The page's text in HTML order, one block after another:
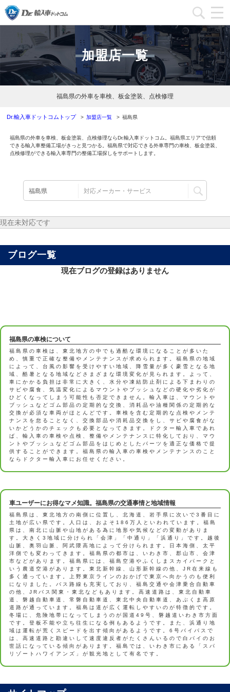
加盟店一覧
加盟店ブログ一覧
運営会社
加盟店募集
加盟店一覧
福島県の外車を車検、板金塗装、点検修理
Dr.輸入車ドットコムトップ 加盟店一覧 福島県
福島県の外車を車検、板金塗装、点検修理ならDr.輸入車ドットコム。福島県エリアで信頼
できる輸入車整備工場がきっと見つかる。福島県で対応できる外車専門の車検、板金塗装、
点検修理ができる輸入車専門の整備工場探しをサポートします。
現在未対応です
ブログ一覧
現在ブログの登録はありません
福島県の車検について
福島県の車検は、東北地方の中でも過酷な環境になることが多いた
め、慎重で正確な整備やメンテナンスが求められます。福島県の地域
によって、台風の影響を受けやすい地域、降雪量が多く豪雪となる地
域、酷暑となる地域などさまざまな環境変化が見られます。よって、
車にかかる負担は非常に大きく、水分や凍結防止剤による下まわりの
サビや腐食、気温変化によるマウントやブッシュなどの硬化や劣化が
ひどくなってしまう可能性も否定できません。輸入車は、マウントや
ブッシュなどゴム部品の定期的な交換、消耗品や油種関係の定期的な
交換が必須な車両がほとんどです。車検を含む定期的な点検やメンテ
ナンスを怠ることなく、交換部品や消耗品交換をし、サビや腐食がな
いかどうかのチェックも必要となってきます。ドクター輸入車であれ
ば、輸入車の車検や点検、整備やメンテナンスに特化しており、マウ
ントやブッシュなどゴム部品をはじめとしたパーツを適正な価格で提
供することができます。福島県の輸入車の車検やメンテナンスのこと
ならドクター輸入車にお任せください。
車ユーザーにお得なマメ知識。福島県の交通事情と地域情報
福島県は、東北地方の南側に位置し、北海道、岩手県に次いで3番目に
土地が広い県です。人口は、およそ186万人といわれています。福島
県は、南北に山脈や山地がある為に地形や気候などの変動がありま
す。大きく3地域に分けられ「会津」「中通り」「浜通り」です。越後
山脈、奥羽山脈、阿武隈高地によって分けられます。日本海側、太平
洋側でも変わってきます。福島県の都市は、いわき市、郡山市、会津
市などがあります。福島県には、福島空港やふくしまスカイパークと
いう農道空港があります。東北新幹線、山形新幹線の他、JR在来線も
多く通っています。上野東京ラインのおかげで東京へ向かうのも便利
になりました。バス路線も充実しており、福島交通や会津乗合自動車
の他、JRバス関東・東北などもあります。高速道路は、東北自動車
道、磐越自動車道、常磐自動車道、東北中央自動車道、あぶくま高原
道路が通っています。福島は道が広く運転しやすいのが特徴的です。
冬場に、危険地帯になってしまうのが国道49号、磐越道いわき市方面
です。登板不能や立ち往生になる例もあるようです。また、浜通り地
域は運転が荒くスピードを出す傾向があるようです。6号バイパスで
は、高速道路と勘違いして速度違反者がたくさんいるので白バイのお
世話になっている傾向があります。福島では、いわき市にある「スパ
リゾートハワイアンズ」が観光地として有名です。